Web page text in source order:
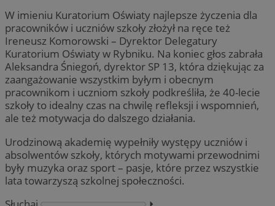
W imieniu Kuratorium Oświaty najlepsze życzenia dla
pracowników i uczniów szkoły złożył na ręce też
Ireneusz Komorowski – Dyrektor Delegatury
Kuratorium Oświaty w Rybniku. Na koniec głos zabrała
Aleksandra Śniegoń, dyrektor SP 13, która dziękując za
zaangażowanie wszystkim byłym i obecnym
pracownikom i uczniom szkoły podkreśliła, że 40-lecie
szkoły to idealny czas na chwilę refleksji i wspomnień,
ale też motywacja do dalszego działania.
Urodzinową akademię wypełniły występy uczniów i
absolwentów szkoły, których motywami przewodnimi
były muzyka oraz sport – pasje, które przez wszystkie
lata towarzyszą szkolnej społeczności.